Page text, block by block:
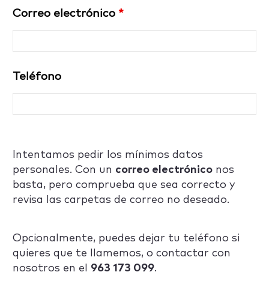
Correo electrónico *
Teléfono
Intentamos pedir los mínimos datos
personales. Con un correo electrónico nos
basta, pero comprueba que sea correcto y
revisa las carpetas de correo no deseado.
Opcionalmente, puedes dejar tu teléfono si
quieres que te llamemos, o contactar con
nosotros en el 963 173 099.